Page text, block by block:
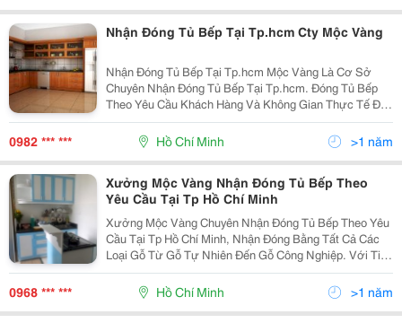
Nhận Đóng Tủ Bếp Tại Tp.hcm Cty Mộc Vàng
Nhận Đóng Tủ Bếp Tại Tp.hcm Mộc Vàng Là Cơ Sở
Chuyên Nhận Đóng Tủ Bếp Tại Tp.hcm. Đóng Tủ Bếp
Theo Yêu Cầu Khách Hàng Và Không Gian Thực Tế Đo
Đạc. Nhận Đóng Tủ Bếp Với Mọi Loại Vật Liệu Từ Gỗ
Cây Tự Nhiên: Tủ Bếp Xoan Đào, Tủ Bếp Căm Xe, Tủ
Bếp Sồi
0982 *** *** Hồ Chí Minh >1 năm
Xưởng Mộc Vàng Nhận Đóng Tủ Bếp Theo
Yêu Cầu Tại Tp Hồ Chí Minh
Xưởng Mộc Vàng Chuyên Nhận Đóng Tủ Bếp Theo Yêu
Cầu Tại Tp Hồ Chí Minh, Nhận Đóng Bằng Tất Cả Các
Loại Gỗ Từ Gỗ Tự Nhiên Đến Gỗ Công Nghiệp. Với Tiêu
Chí Uy Tín, Chất Lượng, Bền, Đẹp, Giá Thành Hợp Lý,
Dịch Vụ Chuyên Nghiệp, Tận Tâm, Nhanh Và Sạch -
0968 *** *** Hồ Chí Minh >1 năm